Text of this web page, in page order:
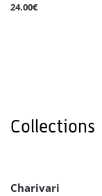
24.00€
Collections
Charivari